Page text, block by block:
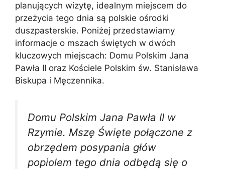
planujących wizytę, idealnym miejscem do
przeżycia tego dnia są polskie ośrodki
duszpasterskie. Poniżej przedstawiamy
informacje o mszach świętych w dwóch
kluczowych miejscach: Domu Polskim Jana
Pawła II oraz Kościele Polskim św. Stanisława
Biskupa i Męczennika.
Domu Polskim Jana Pawła II w
Rzymie. Mszę Święte połączone z
obrzędem posypania głów
popiolem tego dnia odbędą się o